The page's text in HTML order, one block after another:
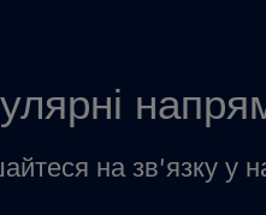
на зв’язку у